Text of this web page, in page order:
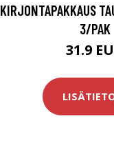
KIRJONTAPAKKAUS
3/PAK
31.9